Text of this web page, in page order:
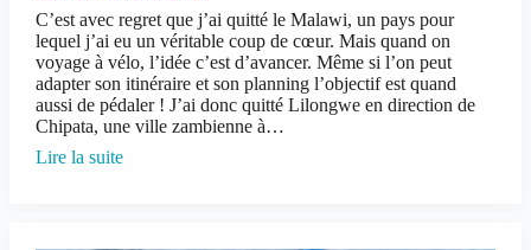
C’est avec regret que j’ai quitté le Malawi, un pays pour
lequel j’ai eu un véritable coup de cœur. Mais quand on
voyage à vélo, l’idée c’est d’avancer. Même si l’on peut
adapter son itinéraire et son planning l’objectif est quand
aussi de pédaler ! J’ai donc quitté Lilongwe en direction de
Chipata, une ville zambienne à…
Lire la suite